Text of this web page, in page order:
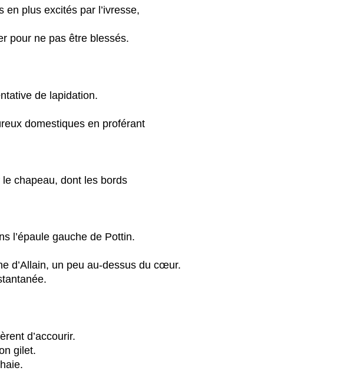
plus excités par l’ivresse,
pour ne pas être blessés.
de lapidation.
domestiques en proférant
chapeau, dont les bords
l’épaule gauche de Pottin.
d’Allain, un peu au-dessus du cœur.
d’accourir.
gilet.